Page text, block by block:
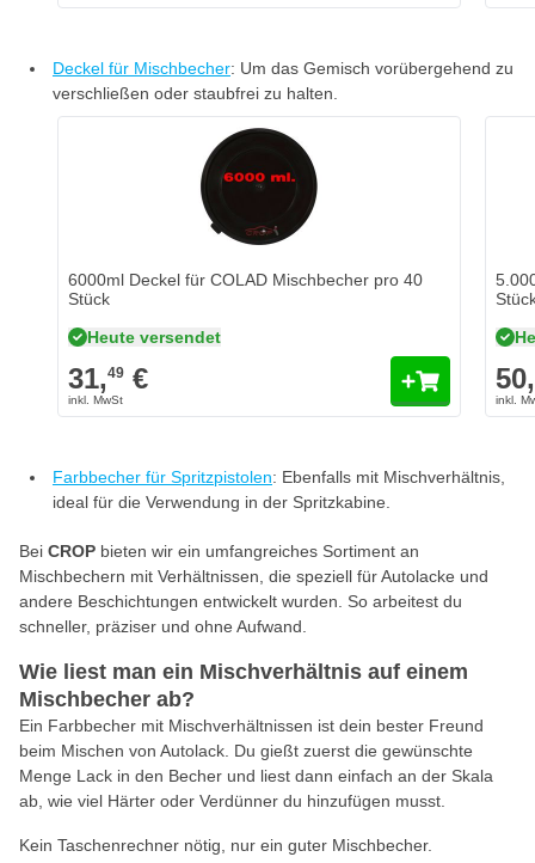
Deckel für Mischbecher: Um das Gemisch vorübergehend zu
verschließen oder staubfrei zu halten.
6000ml Deckel für COLAD Mischbecher pro 40
Stück
Heute versendet
31,49 € 50,
Farbbecher für Spritzpistolen: Ebenfalls mit Mischverhältnis,
ideal für die Verwendung in der Spritzkabine.
Bei CROP bieten wir ein umfangreiches Sortiment an
Mischbechern mit Verhältnissen, die speziell für Autolacke und
andere Beschichtungen entwickelt wurden. So arbeitest du
schneller, präziser und ohne Aufwand.
Wie liest man ein Mischverhältnis auf einem
Mischbecher ab?
Ein Farbbecher mit Mischverhältnissen ist dein bester Freund
beim Mischen von Autolack. Du gießt zuerst die gewünschte
Menge Lack in den Becher und liest dann einfach an der Skala
ab, wie viel Härter oder Verdünner du hinzufügen musst.
Kein Taschenrechner nötig, nur ein guter Mischbecher.